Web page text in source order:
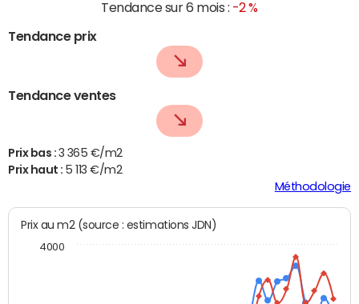
Tendance sur 6 mois : -2 %
Tendance prix
Tendance ventes
Prix bas : 3 365 €/m2
Prix haut : 5 113 €/m2
Méthodologie
Prix au m2 (source : estimations JDN)
4000